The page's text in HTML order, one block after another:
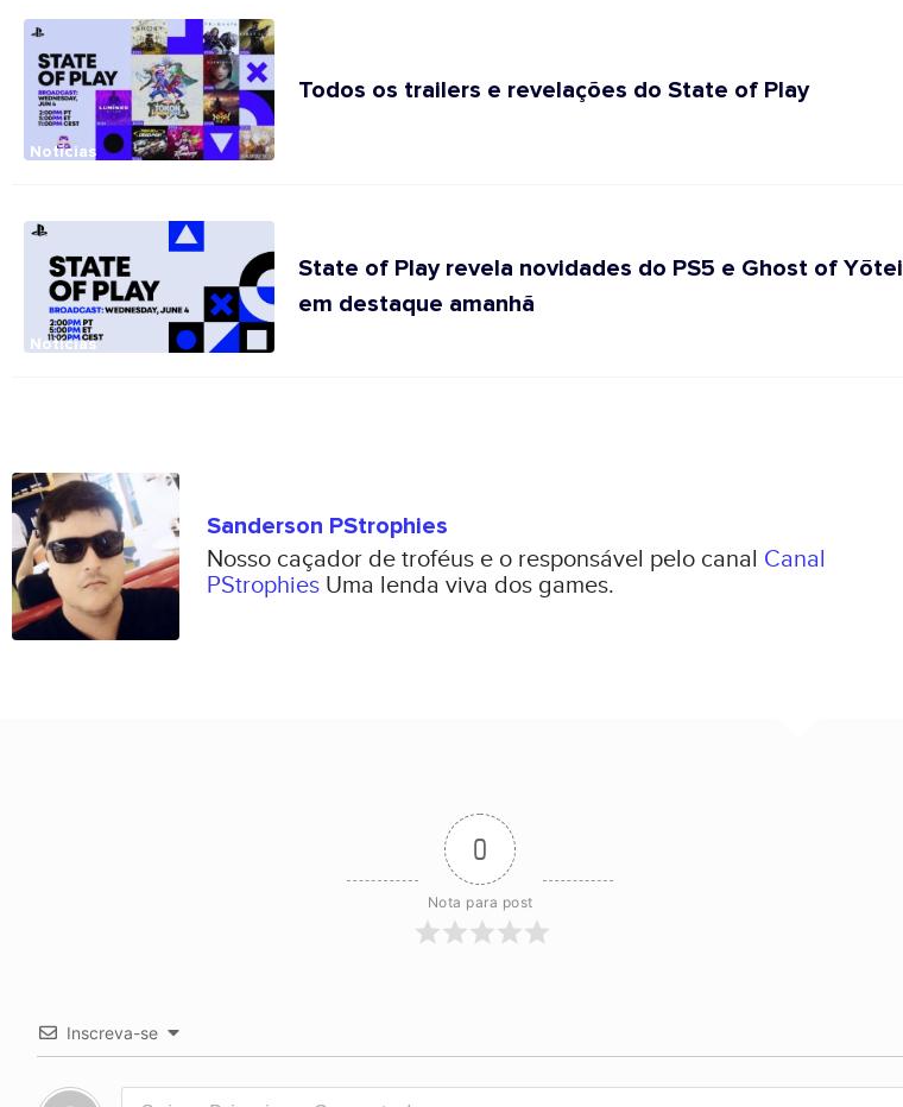
Notícias
Todos os trailers e revelações do State of Play
Notícias
State of Play revela novidades do PS5 e Ghost of Yōtei
em destaque amanhã
Sanderson PStrophies
Nosso caçador de troféus e o responsável pelo canal Canal
PStrophies Uma lenda viva dos games.
0
Nota para post
Inscreva-se